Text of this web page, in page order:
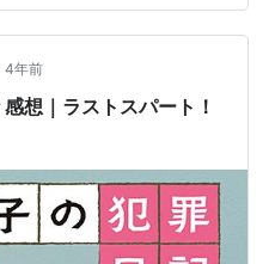
欲しい」と願
物語が紡がれていった所。
いもどかしさを抱えてい
夢を叶えるためにと桐子
拐…
4年前
想｜ラストスパート！